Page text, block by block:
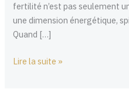
fertilité n’est pas seulement
une dimension énergétique,
Quand […]
Lire la suite »